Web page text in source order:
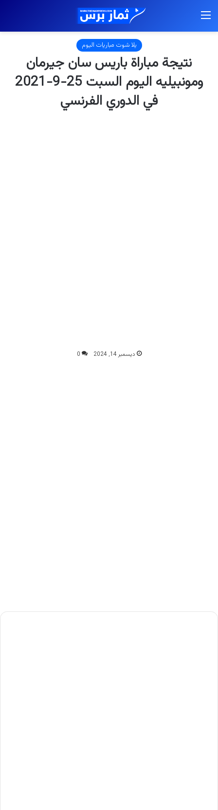
يلا شوت مباريات اليوم
نتيجة مباراة باريس سان جيرمان
ومونبيليه اليوم السبت 25-9-2021
في الدوري الفرنسي
ديسمبر 14, 2024 0